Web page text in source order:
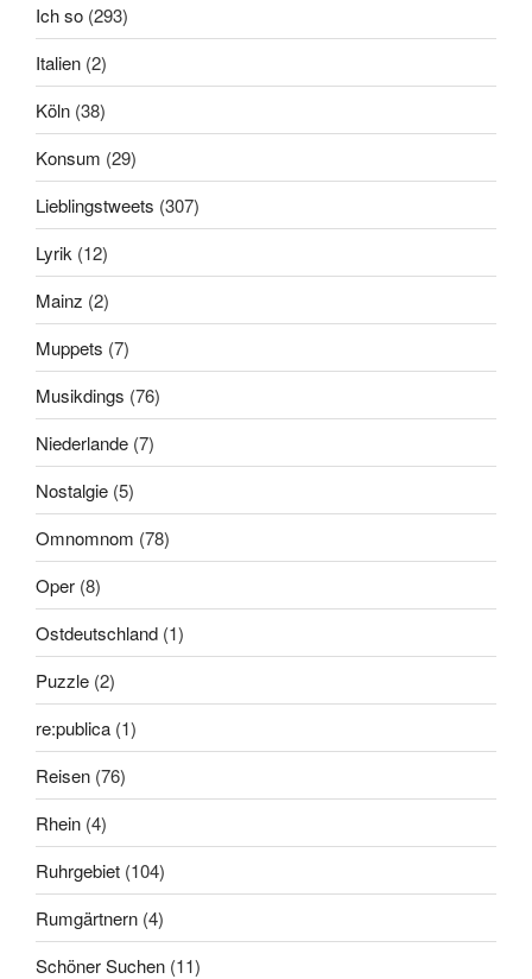
Ich so (293)
Italien (2)
Köln (38)
Konsum (29)
Lieblingstweets (307)
Lyrik (12)
Mainz (2)
Muppets (7)
Musikdings (76)
Niederlande (7)
Nostalgie (5)
Omnomnom (78)
Oper (8)
Ostdeutschland (1)
Puzzle (2)
re:publica (1)
Reisen (76)
Rhein (4)
Ruhrgebiet (104)
Rumgärtnern (4)
Schöner Suchen (11)